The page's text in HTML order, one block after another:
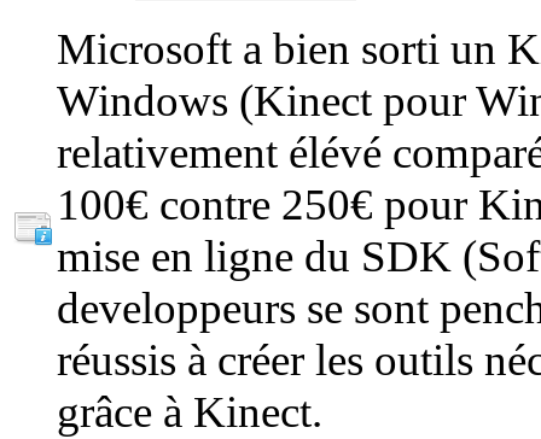
Microsoft a bien sorti un
Windows (Kinect pour
relativement élévé
100€ contre 250€ pour
mise en ligne du SDK
developpeurs se sont
réussis à créer les outils
grâce à Kinect.